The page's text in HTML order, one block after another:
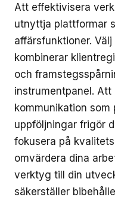
Att effektivisera
utnyttja plattformar
affärsfunktioner.
kombinerar
och
instrumentpanel.
kommunikation som
uppföljningar frigör
fokusera på
omvärdera dina
verktyg till din
säkerställer